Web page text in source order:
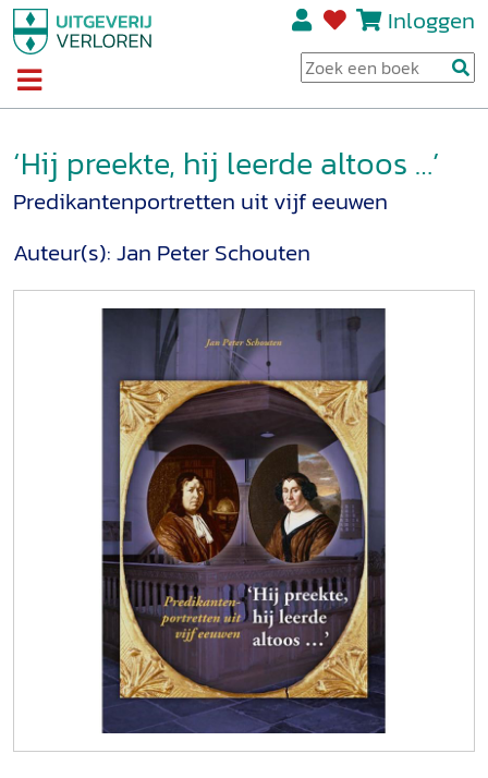
Inloggen
‘Hij preekte, hij leerde altoos …’
Predikantenportretten uit vijf eeuwen
Auteur(s):Jan Peter Schouten